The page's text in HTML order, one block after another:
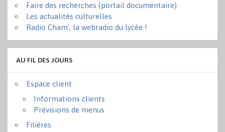
Faire des recherches (portail documentaire)
Les actualités culturelles
Radio Cham', la webradio du lycée !
AU FIL DES JOURS
Espace client
Informations clients
Prévisions de menus
Filières